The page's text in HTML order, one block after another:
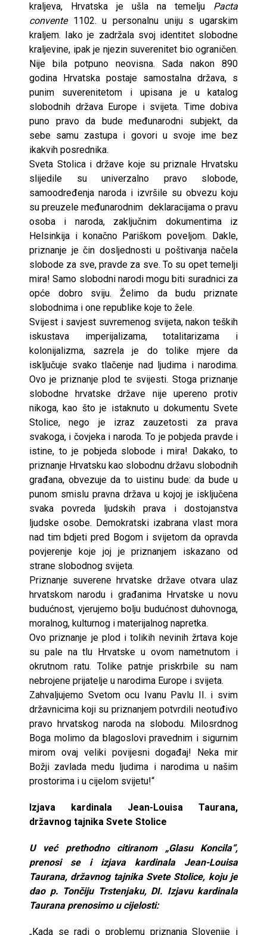
kraljeva, Hrvatska je ušla na temelju Pacta
convente 1102. u personalnu uniju s ugarskim
kraljem. Iako je zadržala svoj identitet slobodne
kraljevine, ipak je njezin suverenitet bio ograničen.
Nije bila potpuno neovisna. Sada nakon 890
godina Hrvatska postaje samostalna država, s
punim suverenitetom i upisana je u katalog
slobodnih država Europe i svijeta. Time dobiva
puno pravo da bude međunarodni subjekt, da
sebe samu zastupa i govori u svoje ime bez
ikakvih posrednika.
Sveta Stolica i države koje su priznale Hrvatsku
slijedile su univerzalno pravo slobode,
samoodređenja naroda i izvršile su obvezu koju
su preuzele međunarodnim deklaracijama o pravu
osoba i naroda, zaključnim dokumentima iz
Helsinkija i konačno Pariškom poveljom. Dakle,
priznanje je čin dosljednosti u poštivanja načela
slobode za sve, pravde za sve. To su opet temelji
mira! Samo slobodni narodi mogu biti suradnici za
opće dobro sviju. Želimo da budu priznate
slobodnima i one republike koje to žele.
Svijest i savjest suvremenog svijeta, nakon teških
iskustava imperijalizama, totalitarizama i
kolonijalizma, sazrela je do tolike mjere da
isključuje svako tlačenje nad ljudima i narodima.
Ovo je priznanje plod te svijesti. Stoga priznanje
slobodne hrvatske države nije upereno protiv
nikoga, kao što je istaknuto u dokumentu Svete
Stolice, nego je izraz zauzetosti za prava
svakoga, i čovjeka i naroda. To je pobjeda pravde i
istine, to je pobjeda slobode i mira! Dakako, to
priznanje Hrvatsku kao slobodnu državu slobodnih
građana, obvezuje da to uistinu bude: da bude u
punom smislu pravna država u kojoj je isključena
svaka povreda ljudskih prava i dostojanstva
ljudske osobe. Demokratski izabrana vlast mora
nad tim bdjeti pred Bogom i svijetom da opravda
povjerenje koje joj je priznanjem iskazano od
strane slobodnog svijeta.
Priznanje suverene hrvatske države otvara ulaz
hrvatskom narodu i građanima Hrvatske u novu
budućnost, vjerujemo bolju budućnost duhovnoga,
moralnog, kulturnog i materijalnog napretka.
Ovo priznanje je plod i tolikih nevinih žrtava koje
su pale na tlu Hrvatske u ovom nametnutom i
okrutnom ratu. Tolike patnje priskrbile su nam
nebrojene prijatelje u narodima Europe i svijeta.
Zahvaljujemo Svetom ocu Ivanu Pavlu II. i svim
državnicima koji su priznanjem potvrdili neotuđivo
pravo hrvatskog naroda na slobodu. Milosrdnog
Boga molimo da blagoslovi pravednim i sigurnim
mirom ovaj veliki povijesni događaj! Neka mir
Božji zavlada medu ljudima i narodima u našim
prostorima i u cijelom svijetu!“
Izjava kardinala Jean-Louisa Taurana,
državnog tajnika Svete Stolice
U već prethodno citiranom „Glasu Koncila“,
prenosi se i izjava kardinala Jean-Louisa
Taurana, državnog tajnika Svete Stolice, koju je
dao p. Tončiju Trstenjaku, DI. Izjavu kardinala
Taurana prenosimo u cijelosti:
„Kada se radi o problemu priznanja Slovenije i